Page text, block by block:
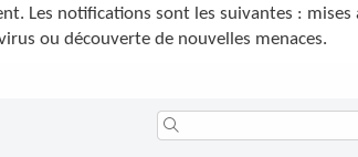
Les notifications sont les suivantes : mises
ou découverte de nouvelles menaces.